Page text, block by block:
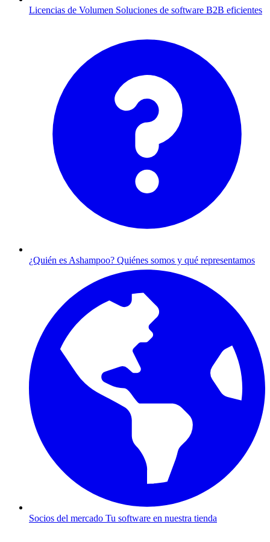
Licencias de Volumen Soluciones de software B2B eficientes
¿Quién es Ashampoo? Quiénes somos y qué representamos
Socios del mercado Tu software en nuestra tienda